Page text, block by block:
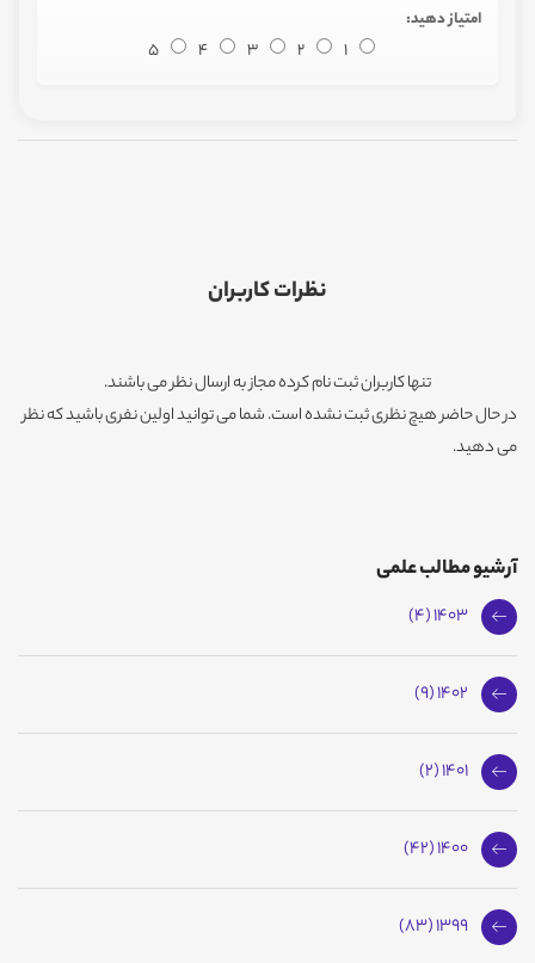
امتیاز دهید:
1
2
3
4
5
نظرات کاربران
تنها کاربران ثبت نام کرده مجاز به ارسال نظر می باشند.
در حال حاضر هیچ نظری ثبت نشده است. شما می توانید اولین نفری باشید که نظر
می دهید.
آرشیو مطالب علمی
1403 (4)
1402 (9)
1401 (2)
1400 (42)
1399 (83)